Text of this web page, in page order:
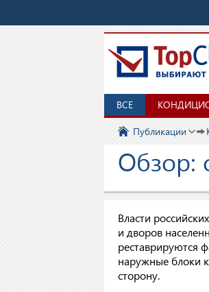
ВСЕ
Публикации
Обзор:
Власти
и дворов
реставрируются
наружные блоки
сторону.